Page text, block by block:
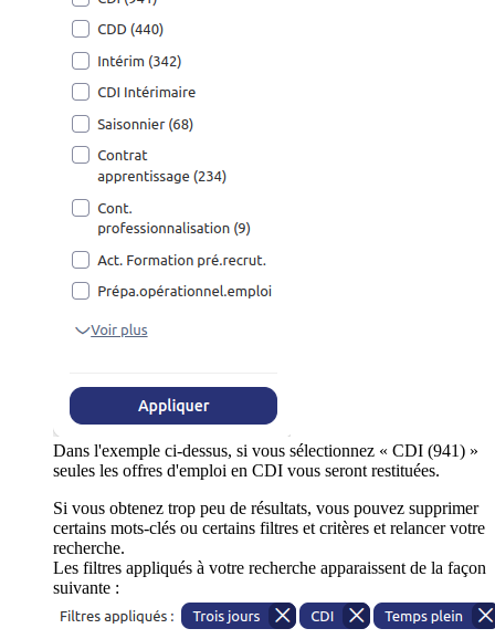
Dans l'exemple ci-dessus, si vous sélectionnez « CDI (941) »
seules les offres d'emploi en CDI vous seront restituées.
Si vous obtenez trop peu de résultats, vous pouvez supprimer
certains mots-clés ou certains filtres et critères et relancer votre
recherche.
Les filtres appliqués à votre recherche apparaissent de la façon
suivante :